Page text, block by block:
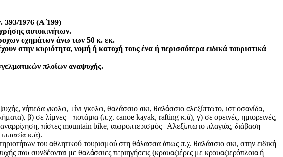
393/1976 (Α΄199)
αυτοκινήτων.
οχημάτων άνω των 50 κ. εκ.
στην κυριότητα, νομή ή κατοχή τους ένα ή περισσότερα ειδικά τουριστικά
πλοίων αναψυχής.
γήπεδα γκολφ, μίνι γκολφ, θαλάσσιο σκι, θαλάσσιο αλεξίπτωτο, ιστιοσανίδα,
β) σε λίμνες – ποτάμια (π.χ. canoe kayak, rafting κ.ά), γ) σε ορεινές, ημιορεινές,
αναρρίχηση, πίστες mountain bike, αιωροπτερισμός– Αλεξίπτωτο πλαγιάς, διάβαση
κ.ά).
του αθλητικού τουρισμού στη θάλασσα όπως π.χ. θαλάσσιο σκι, στην ειδική
που συνδέονται με θαλάσσιες περιηγήσεις (κρουαζιέρες με κρουαζιερόπλοια ή